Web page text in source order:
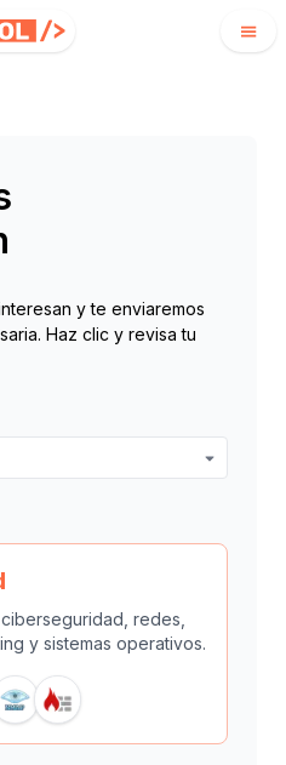
y te enviaremos
Haz clic y revisa tu
redes,
y sistemas operativos.
Services
Metasploit
Nmap